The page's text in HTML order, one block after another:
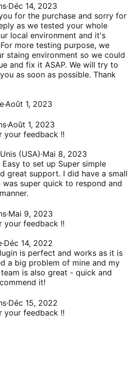
·Déc 14, 2023
for the purchase and sorry for
as we tested your whole
local environment and it's
more testing purpose, we
staing environment so we could
and fix it ASAP. We will try to
as soon as possible. Thank
·Août 1, 2023
·Août 1, 2023
your feedback !!
(USA)·Mai 8, 2023
to set up Super simple
great support. I did have a small
was super quick to respond and
·Mai 9, 2023
your feedback !!
·Déc 14, 2022
is perfect and works as it is
a big problem of mine and my
is also great - quick and
it!
·Déc 15, 2022
your feedback !!